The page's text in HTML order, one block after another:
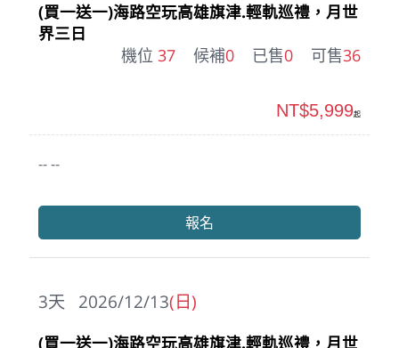
(買一送一)海路空玩高雄旗津.輕軌巡禮，月世
界三日
機位 37 候補0 已售0 可售36
-- --
NT$5,999起
報名
2026/12/13(日)
3天
(買一送一)海路空玩高雄旗津.輕軌巡禮，月世